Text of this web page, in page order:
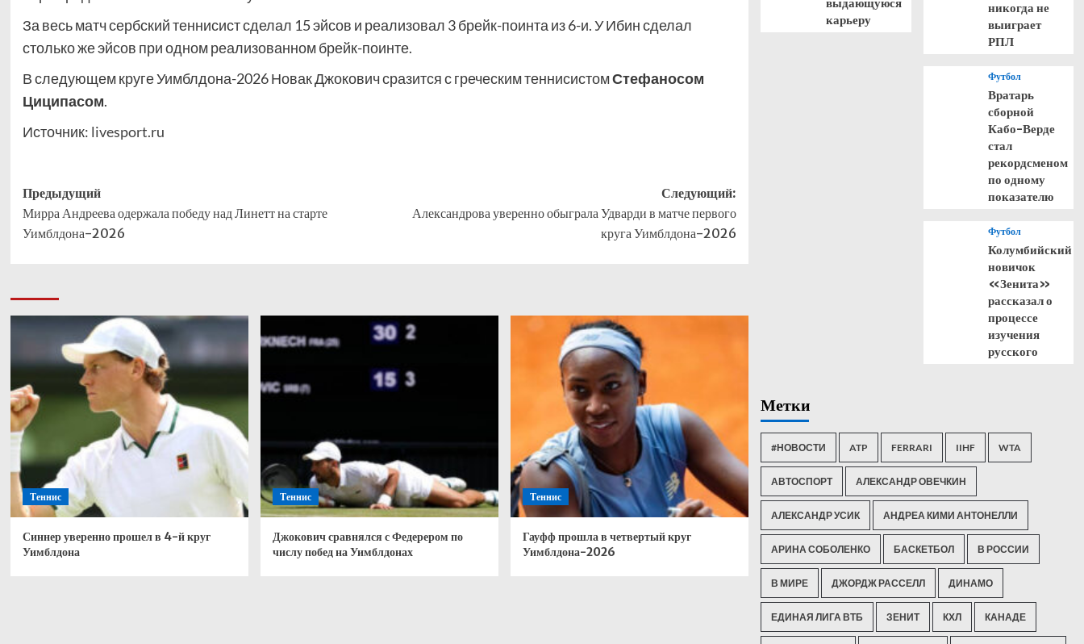
За весь матч сербский теннисист сделал 15 эйсов и реализовал 3 брейк-поинта из 6-и. У Ибин сделал
столько же эйсов при одном реализованном брейк-поинте.
В следующем круге Уимблдона-2026 Новак Джокович сразится с греческим теннисистомСтефаносом
Циципасом.
Источник: livesport.ru
Навигация
записи
Предыдущий
Мирра Андреева одержала победу над Линетт на старте
Уимблдона-2026
Следующий:
Александрова уверенно обыграла Удварди в матче первого
круга Уимблдона-2026
Теннис
Синнер уверенно прошел в 4-й круг
Уимблдона
Теннис
Джокович сравнялся с Федерером по
числу побед на Уимблдонах
Теннис
Гауфф прошла в четвертый круг
Уимблдона-2026
карьеру
никогда не
выиграет
РПЛ
Футбол
Вратарь
сборной
Кабо-Верде
стал
рекордсменом
по одному
показателю
Футбол
Колумбийский
новичок
«Зенита»
рассказал о
процессе
изучения
русского
Метки
#НОВОСТИ ATP FERRARI IIHF WTA
АВТОСПОРТ АЛЕКСАНДР ОВЕЧКИН
АЛЕКСАНДР УСИК АНДРЕА КИМИ АНТОНЕЛЛИ
АРИНА СОБОЛЕНКО БАСКЕТБОЛ В РОССИИ
В МИРЕ ДЖОРДЖ РАССЕЛЛ ДИНАМО
ЕДИНАЯ ЛИГА ВТБ ЗЕНИТ КХЛ КАНАДЕ